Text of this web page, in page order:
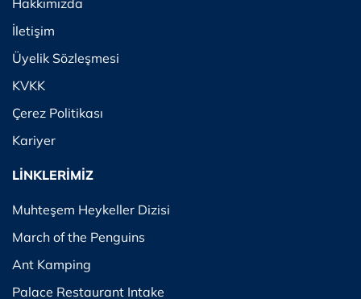
Hakkımızda
İletişim
Üyelik Sözleşmesi
KVKK
Çerez Politikası
Kariyer
LİNKLERİMİZ
Muhteşem Heykeller Dizisi
March of the Penguins
Ant Kamping
Palace Restaurant Intake